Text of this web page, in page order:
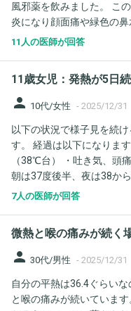
風邪薬を飲みました。 このパターンだと数日後にはいつも副鼻腔
炎になり顔面痛や緑色の鼻水がでます。 家
すが まだ飲むのはやめて
11人の医師が回答
11歳女児：発熱が5日
person 10代/女性 - 2025/12/31
以下の状況で様子見を続
す。 経過は以下になりま
（38℃台） ・吐き気、頭痛あり 【2〜3日目：12/28〜
朝は37度後半、夜は38か
間)インフル検査→陰性 ・
37℃台後半 ・夜：38.4〜
はあるが量が食べられな
12/31】 ・朝：36.9℃ ・
咳、鼻水、頭痛などはほ
7人の医師が回答
微熱と喉の痛みが続く
person 30代/男性 - 2025/12/31
自分の平熱は36.4ぐらい
と喉の痛みが続いていま